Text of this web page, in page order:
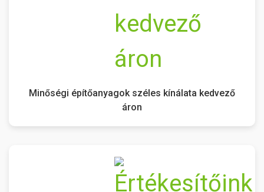
Minőségi építőanyagok széles kínálata kedvező
áron